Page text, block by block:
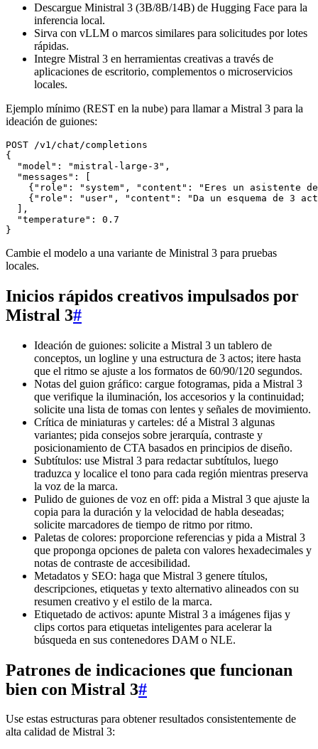
Descargue Ministral 3 (3B/8B/14B) de Hugging Face para la
inferencia local.
Sirva con vLLM o marcos similares para solicitudes por lotes
rápidas.
Integre Mistral 3 en herramientas creativas a través de
aplicaciones de escritorio, complementos o microservicios
locales.
Ejemplo mínimo (REST en la nube) para llamar a Mistral 3 para la
ideación de guiones:
POST /v1/chat/completions
{
  "model": "mistral-large-3",
  "messages": [
{"role": "system", "content": "Eres un asistente
{"role": "user", "content": "Da un esquema de 3
  ],
  "temperature": 0.7
Cambie el modelo a una variante de Ministral 3 para pruebas
locales.
Inicios rápidos creativos impulsados por
Mistral 3#
Ideación de guiones: solicite a Mistral 3 un tablero de
conceptos, un logline y una estructura de 3 actos; itere hasta
que el ritmo se ajuste a los formatos de 60/90/120 segundos.
Notas del guion gráfico: cargue fotogramas, pida a Mistral 3
que verifique la iluminación, los accesorios y la continuidad;
solicite una lista de tomas con lentes y señales de movimiento.
Crítica de miniaturas y carteles: dé a Mistral 3 algunas
variantes; pida consejos sobre jerarquía, contraste y
posicionamiento de CTA basados en principios de diseño.
Subtítulos: use Mistral 3 para redactar subtítulos, luego
traduzca y localice el tono para cada región mientras preserva
la voz de la marca.
Pulido de guiones de voz en off: pida a Mistral 3 que ajuste la
copia para la duración y la velocidad de habla deseadas;
solicite marcadores de tiempo de ritmo por ritmo.
Paletas de colores: proporcione referencias y pida a Mistral 3
que proponga opciones de paleta con valores hexadecimales y
notas de contraste de accesibilidad.
Metadatos y SEO: haga que Mistral 3 genere títulos,
descripciones, etiquetas y texto alternativo alineados con su
resumen creativo y el estilo de la marca.
Etiquetado de activos: apunte Mistral 3 a imágenes fijas y
clips cortos para etiquetas inteligentes para acelerar la
búsqueda en sus contenedores DAM o NLE.
Patrones de indicaciones que funcionan
bien con Mistral 3#
Use estas estructuras para obtener resultados consistentemente de
alta calidad de Mistral 3: